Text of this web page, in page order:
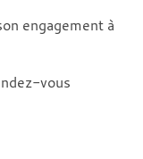
engagement à
vous